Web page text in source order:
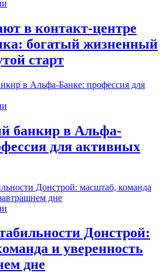
в контакт-центре
богатый жизненный
старт
банкир в Альфа-
для активных
Донстрой:
и уверенность
дне